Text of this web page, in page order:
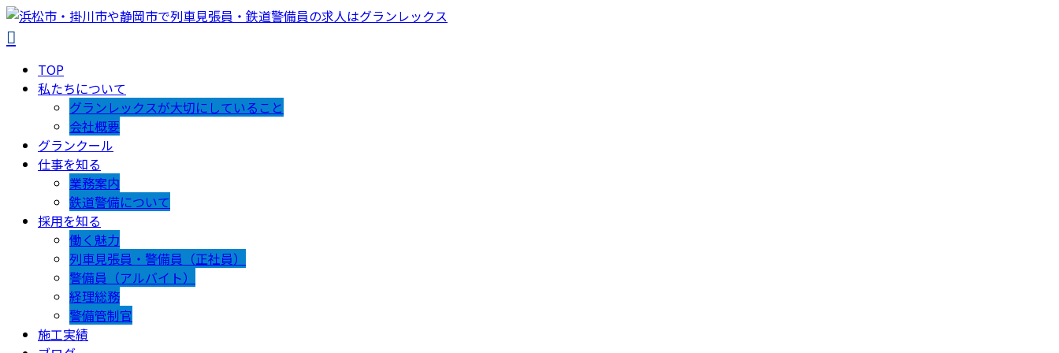
TOP
私たちについて
グランレックスが大切にしていること
会社概要
グランクール
仕事を知る
業務案内
鉄道警備について
採用を知る
働く魅力
列車見張員・警備員（正社員）
警備員（アルバイト）
経理総務
警備管制官
施工実績